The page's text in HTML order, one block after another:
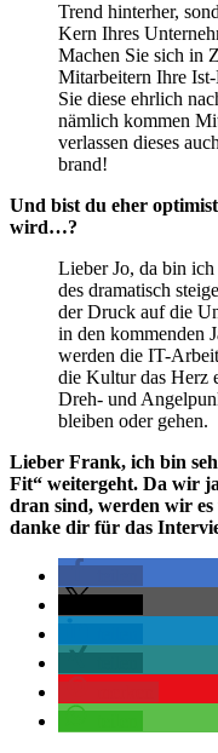
Trend hinterher,
Kern Ihres
Machen Sie sich in
Mitarbeitern Ihre
Sie diese ehrlich
nämlich kommen
verlassen dieses
brand!
Und bist du eher
wird…?
Lieber Jo, da bin
des dramatisch
der Druck auf die
in den kommenden
werden die IT-
die Kultur das Herz
Dreh- und
bleiben oder gehen.
Lieber Frank, ich bin
Fit“ weitergeht. Da wir
dran sind, werden wir
danke dir für das